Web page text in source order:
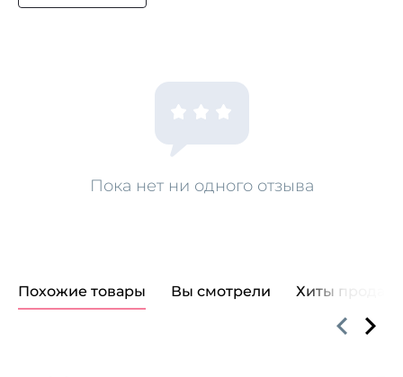
Пока нет ни одного отзыва
Похожие товары Вы смотрели Хиты продаж